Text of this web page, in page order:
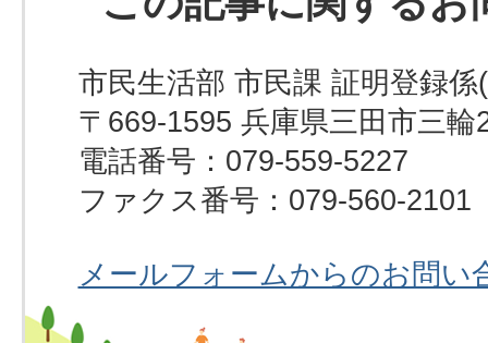
市民生活部 市民課 証明登録
〒669-1595 兵庫県三田市三輪
電話番号：079-559-5227
ファクス番号：079-560-2101
メールフォームからのお問い